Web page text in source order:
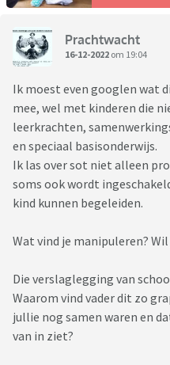
Prachtwacht
16-12-2022 om 19:04
Ik moest even googlen wat
mee, wel met kinderen die
leerkrachten,
en speciaal basisonderwijs.
Ik las over sot niet alleen
soms ook wordt
kind kunnen begeleiden.
Wat vind je manipuleren?
Die verslaglegging van
Waarom vind vader dit zo
jullie nog samen waren en
van in ziet?